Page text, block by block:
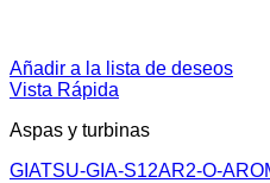
Añadir a la lista de deseos
Vista Rápida
Aspas y turbinas
GIATSU-GIA-S12AR2-O-